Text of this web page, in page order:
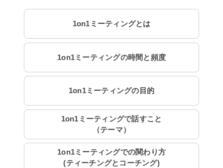
1on1ミーティングとは
1on1ミーティングの時間と頻度
1on1ミーティングの目的
1on1ミーティングで話すこと
（テーマ）
1on1ミーティングでの関わり方
(ティーチングとコーチング)